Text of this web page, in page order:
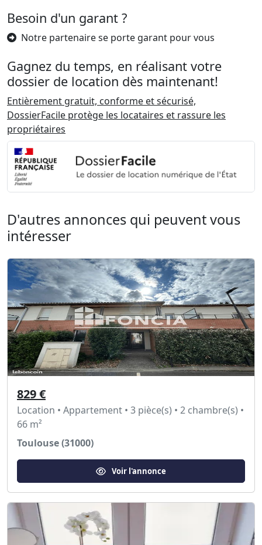
Besoin d'un garant ?
Notre partenaire se porte garant pour vous
Gagnez du temps, en réalisant votre
dossier de location dès maintenant!
Entièrement gratuit, conforme et sécurisé,
DossierFacile protège les locataires et rassure les
propriétaires
D'autres annonces qui peuvent vous
intéresser
829 €
Location • Appartement • 3 pièce(s) • 2 chambre(s) •
66 m²
Toulouse (31000)
Voir l'annonce